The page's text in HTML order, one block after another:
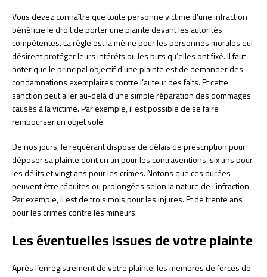
Vous devez connaître que toute personne victime d’une infraction
bénéficie le droit de porter une plainte devant les autorités
compétentes. La règle est la même pour les personnes morales qui
désirent protéger leurs intérêts ou les buts qu’elles ont fixé. Il faut
noter que le principal objectif d’une plainte est de demander des
condamnations exemplaires contre l’auteur des faits. Et cette
sanction peut aller au-delà d’une simple réparation des dommages
causés à la victime. Par exemple, il est possible de se faire
rembourser un objet volé.
De nos jours, le requérant dispose de délais de prescription pour
déposer sa plainte dont un an pour les contraventions, six ans pour
les délits et vingt ans pour les crimes. Notons que ces durées
peuvent être réduites ou prolongées selon la nature de l’infraction.
Par exemple, il est de trois mois pour les injures. Et de trente ans
pour les crimes contre les mineurs.
Les éventuelles issues de votre plainte
Après l’enregistrement de votre plainte, les membres de forces de